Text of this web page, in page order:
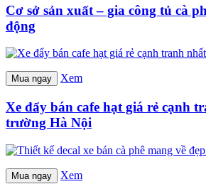
Cơ sở sản xuất – gia công tủ cà
động
Mua ngay Xem
Xe đẩy bán cafe hạt giá rẻ cạnh
trường Hà Nội
Mua ngay Xem